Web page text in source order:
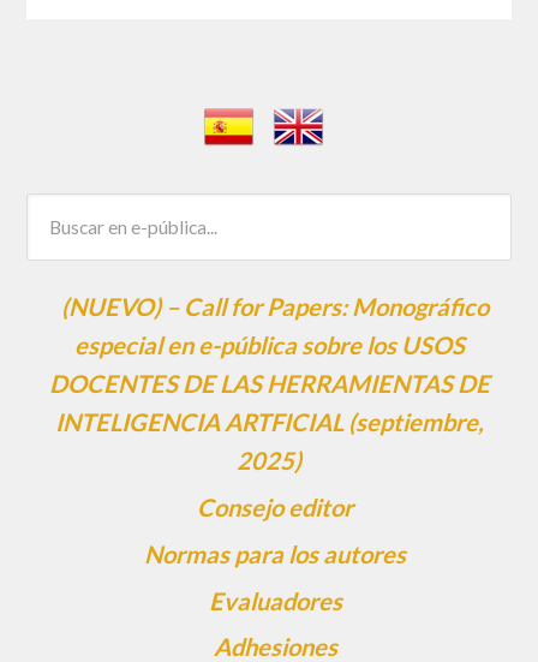
(NUEVO) – Call for Papers: Monográfico
especial en e-pública sobre los USOS
DOCENTES DE LAS HERRAMIENTAS DE
INTELIGENCIA ARTFICIAL (septiembre,
2025)
Consejo editor
Normas para los autores
Evaluadores
Adhesiones